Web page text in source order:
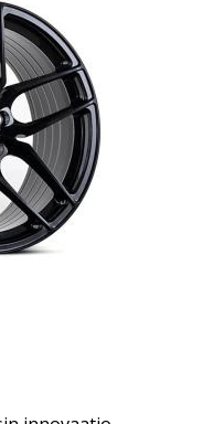
suhteessa
Forming -
sekä vahvempia
F18 -vanteilla.
tarjota ne